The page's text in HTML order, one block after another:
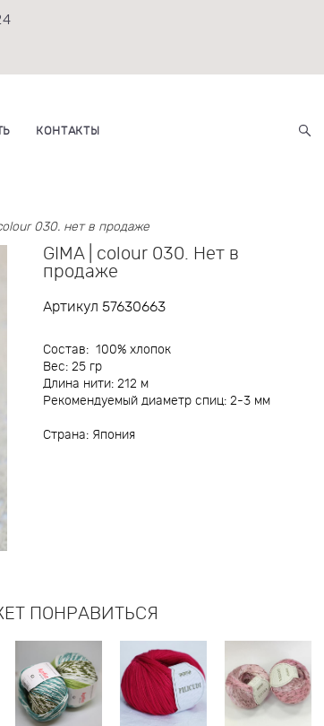
КОНТАКТЫ
030. нет в продаже
GIMA | colour 030. Нет в
продаже
Артикул 57630663
Состав: 100% хлопок
Вес: 25 гр
Длина нити: 212 м
Рекомендуемый диаметр спиц: 2-3 мм
Страна: Япония
ПОНРАВИТЬСЯ